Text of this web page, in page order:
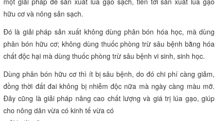
nhuận tăng cao, hệ sinh thái phục hồi dần…
nghiệp, mà còn có sự chung tay của các cấp ủy Đảng, chính quyền,
đoàn thể các cấp…
Cần Thơ, đặc biệt GS.TS. Võ Tòng Xuân tham gia với vai trò cố vấn
và ông Phạm Chánh Trực- nguyên Phó Bí thư Thành ủy TP Hồ Chí
Minh, nguyên Phó trưởng Ban Kinh tế Trung ương, thành viên ban
tư vấn.